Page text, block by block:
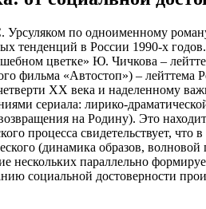
Урсуляком по одноименному
тенденций в России 1990-х
цветке» Ю. Чичкова –
фильма «Автостоп») – лейттема
ХХ века и наделенному
сериала: лирико-
на Родину). Это
процесса свидетельствует,
(динамика образов,
нескольких параллельно
социальной достоверности